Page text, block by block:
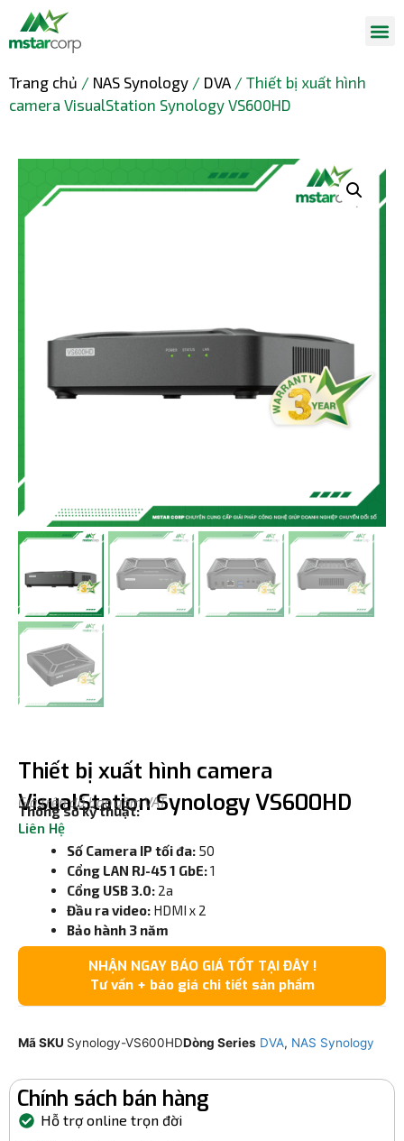
Trang chủ / NAS Synology / DVA / Thiết bị xuất hình
camera VisualStation Synology VS600HD
Thiết bị xuất hình camera
VisualStation Synology VS600HD
Liên Hệ
Giá trên đã bao gồm VAT
Thông số kỹ thuật:
Số Camera IP tối đa: 50
Cổng LAN RJ-45 1 GbE:1
Cổng USB 3.0: 2a
Đầu ra video: HDMI x 2
Bảo hành 3 năm
NHẬN NGAY BÁO GIÁ TỐT TẠI ĐÂY !
Tư vấn + báo giá chi tiết sản phẩm
Mã SKU Synology-VS600HDDòng Series DVA, NAS Synology
Chính sách bán hàng
Hỗ trợ online trọn đời